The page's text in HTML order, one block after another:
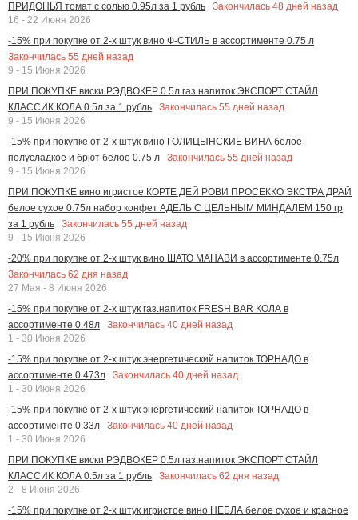
ПРИДОНЬЯ томат с солью 0.95л за 1 рубль Закончилась 48 дней назад
16 - 22 Июня 2026
-15% при покупке от 2-х штук вино Ф-СТИЛЬ в ассортименте 0.75 л
Закончилась 55 дней назад
9 - 15 Июня 2026
ПРИ ПОКУПКЕ виски РЭДВОКЕР 0.5л газ.напиток ЭКСПОРТ СТАЙЛ
КЛАССИК КОЛА 0.5л за 1 рубль
Закончилась 55 дней назад
9 - 15 Июня 2026
-15% при покупке от 2-х штук вино ГОЛИЦЫНСКИЕ ВИНА белое
полусладкое и брют белое 0.75 л
Закончилась 55 дней назад
9 - 15 Июня 2026
ПРИ ПОКУПКЕ вино игристое КОРТЕ ДЕЙ РОВИ ПРОСЕККО ЭКСТРА ДРАЙ
белое сухое 0.75л набор конфет АДЕЛЬ С ЦЕЛЬНЫМ МИНДАЛЕМ 150 гр
за 1 рубль
Закончилась 55 дней назад
9 - 15 Июня 2026
-20% при покупке от 2-х штук вино ШАТО МАНАВИ в ассортименте 0.75л
Закончилась 62 дня назад
27 Мая - 8 Июня 2026
-15% при покупке от 2-х штук газ.напиток FRESH BAR КОЛА в
ассортименте 0.48л
Закончилась 40 дней назад
1 - 30 Июня 2026
-15% при покупке от 2-х штук энергетический напиток ТОРНАДО в
ассортименте 0.473л
Закончилась 40 дней назад
1 - 30 Июня 2026
-15% при покупке от 2-х штук энергетический напиток ТОРНАДО в
ассортименте 0.33л
Закончилась 40 дней назад
1 - 30 Июня 2026
ПРИ ПОКУПКЕ виски РЭДВОКЕР 0.5л газ.напиток ЭКСПОРТ СТАЙЛ
КЛАССИК КОЛА 0.5л за 1 рубль
Закончилась 62 дня назад
2 - 8 Июня 2026
-15% при покупке от 2-х штук игристое вино НЕБЛА белое сухое и красное